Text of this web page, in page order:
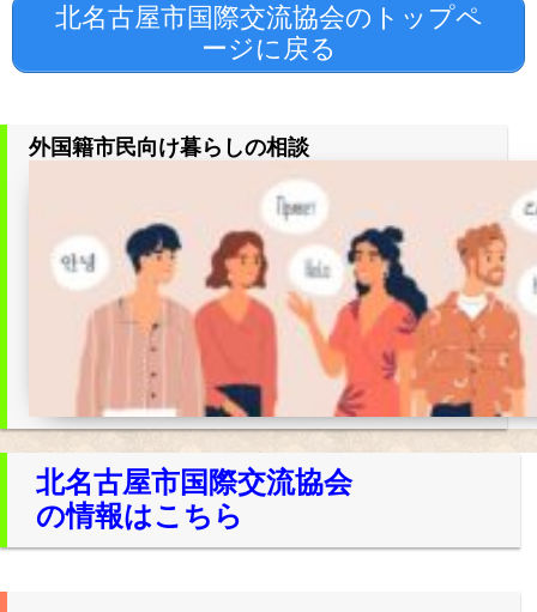
北名古屋市国際交流協会のトップペ
ージに戻る
外国籍市民向け暮らしの相談
北名古屋市国際交流協会
の情報はこちら